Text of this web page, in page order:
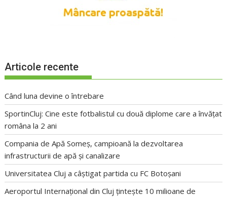
Articole recente
Când luna devine o întrebare
SportinCluj: Cine este fotbalistul cu două diplome care a învățat
româna la 2 ani
Compania de Apă Someș, campioană la dezvoltarea
infrastructurii de apă și canalizare
Universitatea Cluj a câștigat partida cu FC Botoșani
Aeroportul Internațional din Cluj țintește 10 milioane de